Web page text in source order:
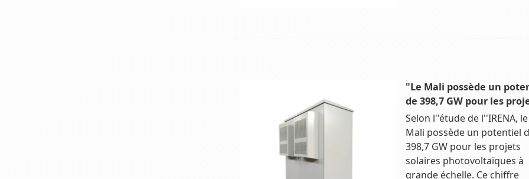
"Le Mali possède un
de 398,7 GW pour les
Selon l''étude de l''IRENA, le
Mali possède un potentiel
398,7 GW pour les projets
solaires photovoltaïques à
grande échelle. Ce chiffre